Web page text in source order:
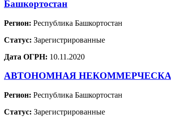
Башкортостан
Регион: Республика Башкортостан
Статус: Зарегистрированные
Дата ОГРН: 10.11.2020
АВТОНОМНАЯ
Регион: Республика Башкортостан
Статус: Зарегистрированные